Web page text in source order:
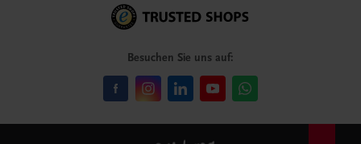
Besuchen Sie uns auf: